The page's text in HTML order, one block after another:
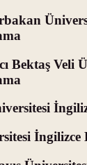
Bektaş Veli
İngilizce